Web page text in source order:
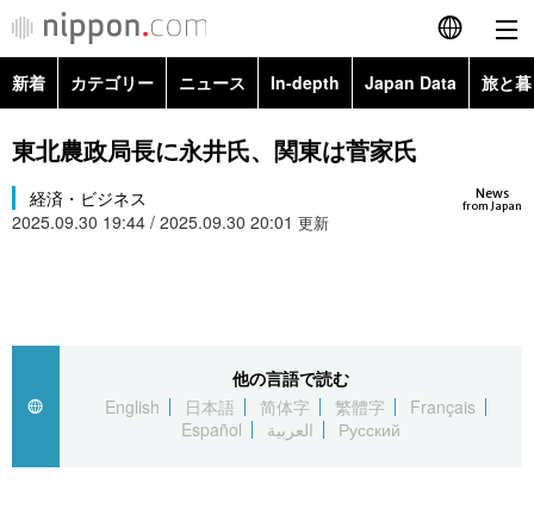
English
简体字
カテゴリー
新着 カテゴリー ニュース In-depth Japan Data 旅と
政治・外交
経済・ビジネス Images
東北農政局長に永井氏、関東は菅家氏
News
from Japan
経済・ビジネス
2025.09.30 19:44 / 2025.09.30 20:01 更新
他の言語で読む
English
日本語 简体字 繁體字
Français
Español
العربية Русский